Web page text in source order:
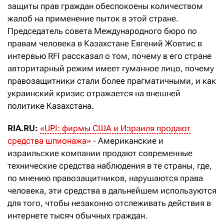
защиты прав граждан обеспокоены количеством
жалоб на применение пыток в этой стране.
Председатель совета Международного бюро по
правам человека в Казахстане Евгений Жовтис в
интервью RFI рассказал о том, почему в его стране
авторитарный режим имеет гуманное лицо, почему
правозащитники стали более прагматичными, и как
украинский кризис отражается на внешней
политике Казахстана.
RIA.RU: «UPI: фирмы США и Израиля продают
средства шпионажа» - Американские и
израильские компании продают современные
технические средства наблюдения в те страны, где,
по мнению правозащитников, нарушаются права
человека, эти средства в дальнейшем используются
для того, чтобы незаконно отслеживать действия в
интернете тысяч обычных граждан.